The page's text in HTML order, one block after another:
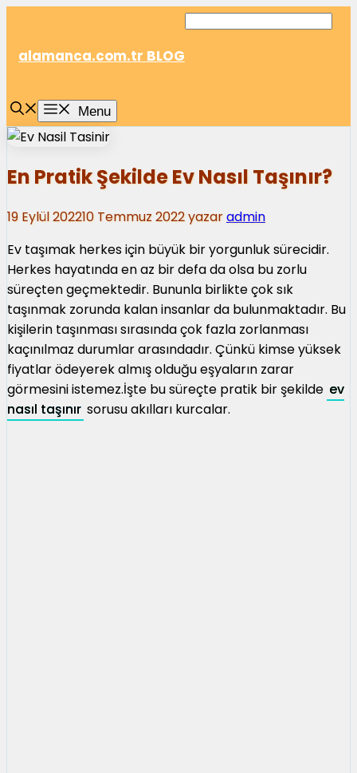
alamanca.com.tr BLOG
Menu
En Pratik Şekilde Ev Nasıl Taşınır?
19 Eylül 202210 Temmuz 2022yazaradmin
Ev taşımak herkes için büyük bir yorgunluk sürecidir.
Herkes hayatında en az bir defa da olsa bu zorlu
süreçten geçmektedir. Bununla birlikte çok sık
taşınmak zorunda kalan insanlar da bulunmaktadır. Bu
kişilerin taşınması sırasında çok fazla zorlanması
kaçınılmaz durumlar arasındadır. Çünkü kimse yüksek
fiyatlar ödeyerek almış olduğu eşyaların zarar
görmesini istemez.İşte bu süreçte pratik bir şekilde ev
nasıl taşınır sorusu akılları kurcalar.